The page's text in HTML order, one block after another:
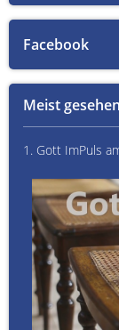
Meist gesehen
1. Gott ImPuls
Facebook